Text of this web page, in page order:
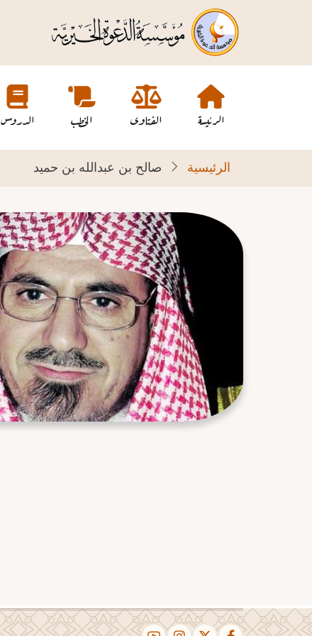
الرئيسي
Main
navigation
الرئيسة الفتاوى الخطب الدروس
الرئيسية صالح بن عبدالله بن حميد